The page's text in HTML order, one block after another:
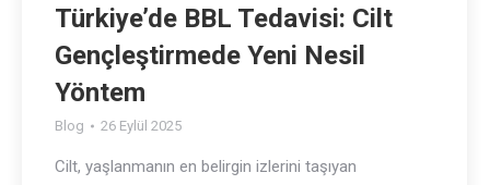
Türkiye’de BBL Tedavisi: Cilt
Gençleştirmede Yeni Nesil
Yöntem
Blog 26 Eylül 2025
Cilt, yaşlanmanın en belirgin izlerini taşıyan